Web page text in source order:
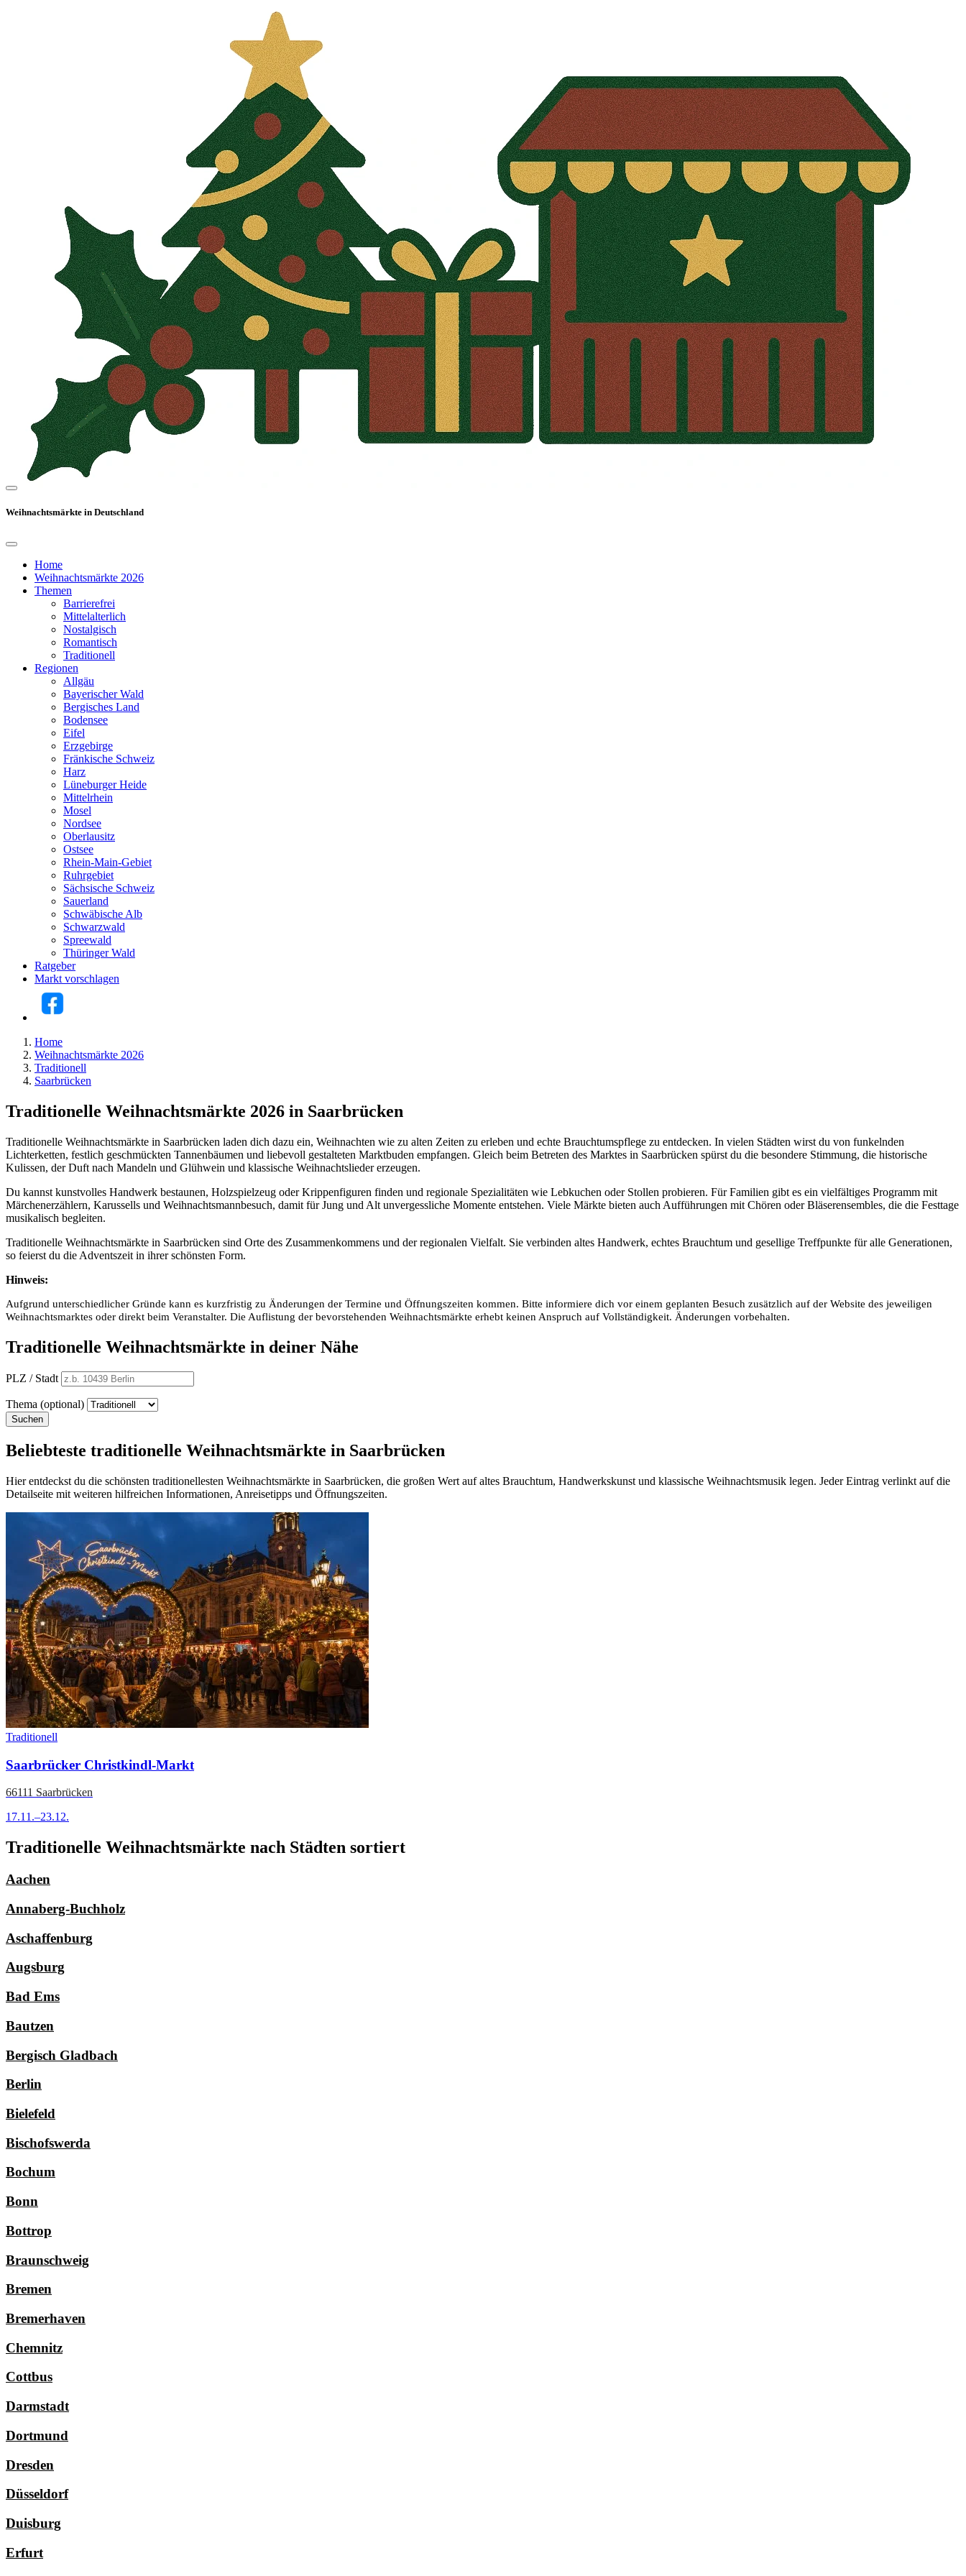
Weihnachtsmärkte in Deutschland
Home
Weihnachtsmärkte 2026
Themen
Barrierefrei
Mittelalterlich
Nostalgisch
Romantisch
Traditionell
Regionen
Allgäu
Bayerischer Wald
Bergisches Land
Bodensee
Eifel
Erzgebirge
Fränkische Schweiz
Harz
Lüneburger Heide
Mittelrhein
Mosel
Nordsee
Oberlausitz
Ostsee
Rhein-Main-Gebiet
Ruhrgebiet
Sächsische Schweiz
Sauerland
Schwäbische Alb
Schwarzwald
Spreewald
Thüringer Wald
Ratgeber
Markt vorschlagen
Home
Weihnachtsmärkte 2026
Traditionell
Saarbrücken
Traditionelle Weihnachtsmärkte 2026 in Saarbrücken
Traditionelle Weihnachtsmärkte in Saarbrücken laden dich dazu ein, Weihnachten wie zu alten Zeiten zu erleben und echte Brauchtumspflege zu entdecken. In vielen Städten wirst du von funkelnden
Lichterketten, festlich geschmückten Tannenbäumen und liebevoll gestalteten Marktbuden empfangen. Gleich beim Betreten des Marktes in Saarbrücken spürst du die besondere Stimmung, die historische
Kulissen, der Duft nach Mandeln und Glühwein und klassische Weihnachtslieder erzeugen.
Du kannst kunstvolles Handwerk bestaunen, Holzspielzeug oder Krippenfiguren finden und regionale Spezialitäten wie Lebkuchen oder Stollen probieren. Für Familien gibt es ein vielfältiges Programm mit
Märchenerzählern, Karussells und Weihnachtsmannbesuch, damit für Jung und Alt unvergessliche Momente entstehen. Viele Märkte bieten auch Aufführungen mit Chören oder Bläserensembles, die die Festtage
musikalisch begleiten.
Traditionelle Weihnachtsmärkte in Saarbrücken sind Orte des Zusammenkommens und der regionalen Vielfalt. Sie verbinden altes Handwerk, echtes Brauchtum und gesellige Treffpunkte für alle Generationen,
so feierst du die Adventszeit in ihrer schönsten Form.
Hinweis:
Aufgrund unterschiedlicher Gründe kann es kurzfristig zu Änderungen der Termine und Öffnungszeiten kommen. Bitte informiere dich vor einem geplanten Besuch zusätzlich auf der Website des jeweiligen
Weihnachtsmarktes oder direkt beim Veranstalter. Die Auflistung der bevorstehenden Weihnachtsmärkte erhebt keinen Anspruch auf Vollständigkeit. Änderungen vorbehalten.
Traditionelle Weihnachtsmärkte in deiner Nähe
PLZ / Stadt
Thema (optional)
Suchen
Beliebteste traditionelle Weihnachtsmärkte in Saarbrücken
Hier entdeckst du die schönsten traditionellesten Weihnachtsmärkte in Saarbrücken, die großen Wert auf altes Brauchtum, Handwerkskunst und klassische Weihnachtsmusik legen. Jeder Eintrag verlinkt auf die
Detailseite mit weiteren hilfreichen Informationen, Anreisetipps und Öffnungszeiten.
Traditionell
Saarbrücker Christkindl-Markt
66111 Saarbrücken
17.11.–23.12.
Traditionelle Weihnachtsmärkte nach Städten sortiert
Aachen
Annaberg-Buchholz
Aschaffenburg
Augsburg
Bad Ems
Bautzen
Bergisch Gladbach
Berlin
Bielefeld
Bischofswerda
Bochum
Bonn
Bottrop
Braunschweig
Bremen
Bremerhaven
Chemnitz
Cottbus
Darmstadt
Dortmund
Dresden
Düsseldorf
Duisburg
Erfurt